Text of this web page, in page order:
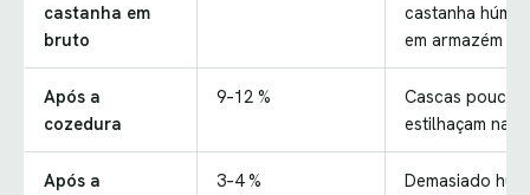
castanha em
bruto
castanha
em armazém
Após a
cozedura
9–12 %
Cascas pouco
estilhaçam na
Após a
3–4 %
Demasiado